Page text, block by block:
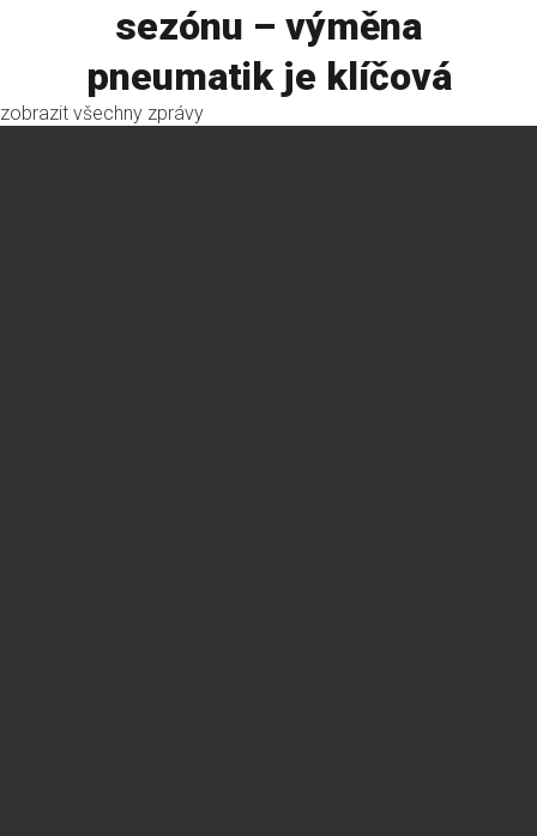
sezónu – výměna
pneumatik je klíčová
zobrazit všechny zprávy